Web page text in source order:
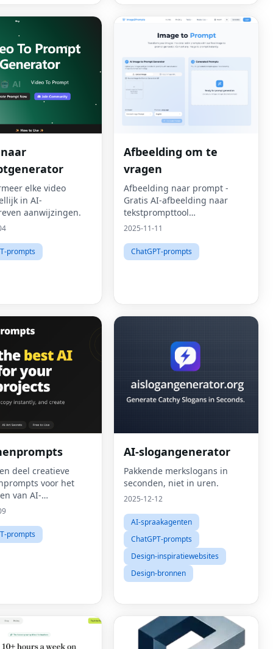
elke video
in AI-
aanwijzingen.
prompts
Afbeelding om te
vragen
Afbeelding naar prompt -
Gratis AI-afbeelding naar
tekstprompttool
|Afbeelding2Prompts
2025-11-11
ChatGPT-prompts
deel creatieve
voor het
van AI-
u aan bij
te bladeren,
prompts
AI-slogangenerator
Pakkende merkslogans in
seconden, niet in uren.
2025-12-12
AI-spraakagenten
ChatGPT-prompts
Design-inspiratiewebsites
Design-bronnen